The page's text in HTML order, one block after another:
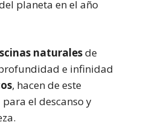
planeta en el año
naturalesde
e infinidad
, hacen de este
el descanso y